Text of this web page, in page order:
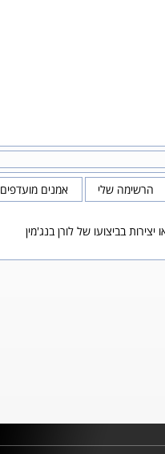
הרשימה שלי אמנים מועדפים
יצירות בביצועו של לורן בנג'מין